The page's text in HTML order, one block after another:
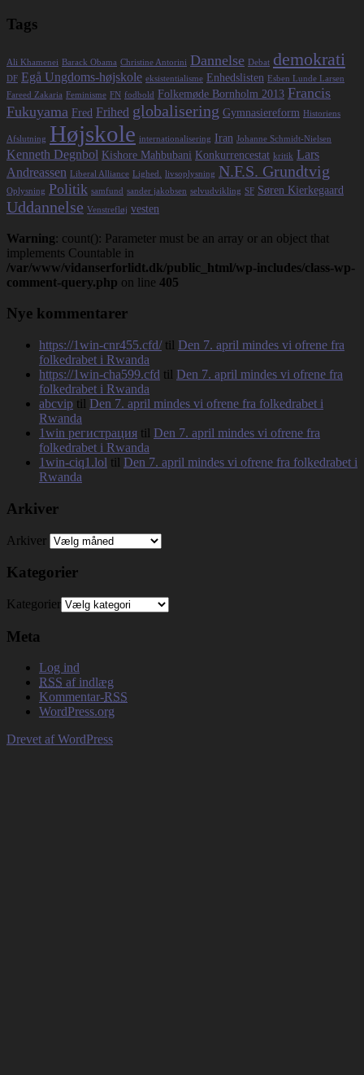
Tags
Ali Khamenei Barack Obama Christine Antorini Dannelse Debat demokrati
DF Egå Ungdoms-højskole eksistentialisme Enhedslisten Esben Lunde Larsen
Fareed Zakaria Feminisme FN fodbold Folkemøde Bornholm 2013 Francis
Fukuyama Fred Frihed globalisering Gymnasiereform Historiens
Afslutning Højskole internationalisering Iran Johanne Schmidt-Nielsen
Kenneth Degnbol Kishore Mahbubani Konkurrencestat kritik Lars
Andreassen Liberal Alliance Lighed. livsoplysning N.F.S. Grundtvig
Oplysning Politik samfund sander jakobsen selvudvikling SF Søren Kierkegaard
Uddannelse Venstrefløj vesten
Warning: count(): Parameter must be an array or an object that
implements Countable in
/var/www/vidanserforlidt.dk/public_html/wp-includes/class-wp-
comment-query.php on line 405
Nye kommentarer
https://1win-cnr455.cfd/til Den 7. april mindes vi ofrene fra
folkedrabet i Rwanda
https://1win-cha599.cfd til Den 7. april mindes vi ofrene fra
folkedrabet i Rwanda
abcvip til Den 7. april mindes vi ofrene fra folkedrabet i
Rwanda
1win регистрация til Den 7. april mindes vi ofrene fra
folkedrabet i Rwanda
1win-ciq1.lol til Den 7. april mindes vi ofrene fra folkedrabet i
Rwanda
Arkiver
Arkiver
Kategorier
Kategorier
Meta
Log ind
RSS af indlæg
Kommentar-RSS
WordPress.org
Drevet af WordPress